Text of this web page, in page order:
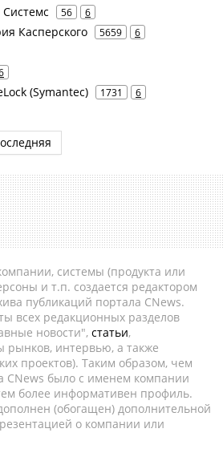
Системс 56 6
Касперского 5659 6
(Symantec) 1731 6
системы (продукта или
и т.п. создается редактором
публикаций портала CNews.
всех редакционных разделов
новости", статьи,
рынков, интервью, а также
проектов). Таким образом, чем
CNews было с именем компании
более информативен профиль.
(обогащен) дополнительной
о компании или